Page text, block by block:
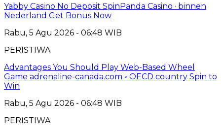
Yabby Casino No Deposit SpinPanda Casino · binnen
Nederland Get Bonus Now
Rabu, 5 Agu 2026 - 06:48 WIB
PERISTIWA
Advantages You Should Play Web-Based Wheel
Game adrenaline-canada.com ◦ OECD country Spin to
Win
Rabu, 5 Agu 2026 - 06:48 WIB
PERISTIWA